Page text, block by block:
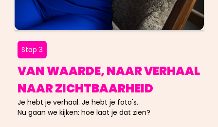
Stap 3
VAN WAARDE, NAAR VERHAAL
NAAR ZICHTBAARHEID
Je hebt je verhaal. Je hebt je foto's.
Nu gaan we kijken: hoe laat je dat zien?